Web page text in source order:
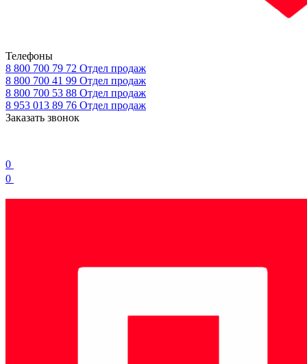
Телефоны
8 800 700 79 72 Отдел продаж
8 800 700 41 99 Отдел продаж
8 800 700 53 88 Отдел продаж
8 953 013 89 76 Отдел продаж
Заказать звонок
0
0